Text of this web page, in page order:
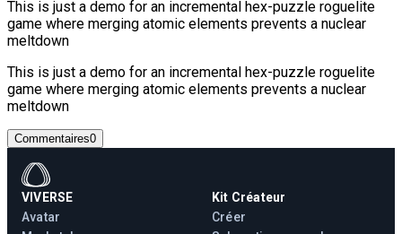
This is just a demo for an incremental hex-puzzle roguelite
game where merging atomic elements prevents a nuclear
meltdown
This is just a demo for an incremental hex-puzzle roguelite
game where merging atomic elements prevents a nuclear
meltdown
Commentaires0
VIVERSE
Avatar
Kit Créateur
Créer